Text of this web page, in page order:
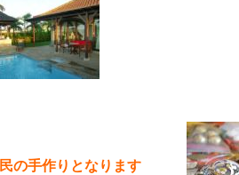
の手作りとなります